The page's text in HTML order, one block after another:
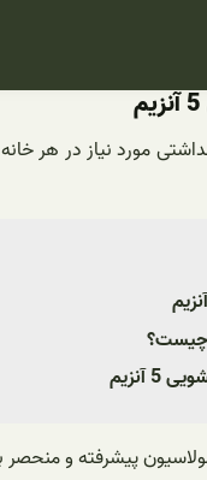
یکی از موارد بهداشتی
آنزیم
پیشرفته و منحصر